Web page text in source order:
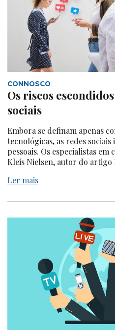
CONNOSCO
Os riscos
sociais
Embora se definam apenas
tecnológicas, as redes
pessoais. Os especialistas em
Kleis Nielsen, autor do artigo
Ler mais